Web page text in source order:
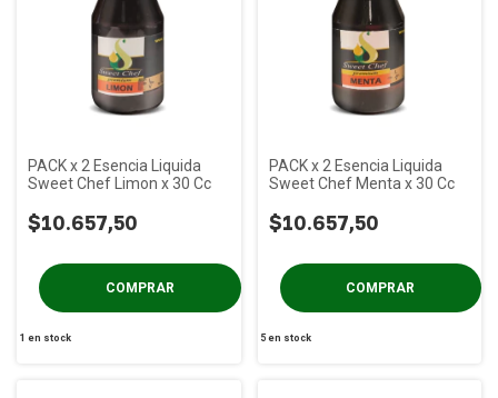
PACK x 2 Esencia Liquida
Sweet Chef Limon x 30 Cc
$10.657,50
1 en stock
PACK x 2 Esencia Liquida
Sweet Chef Menta x 30 Cc
$10.657,50
5 en stock